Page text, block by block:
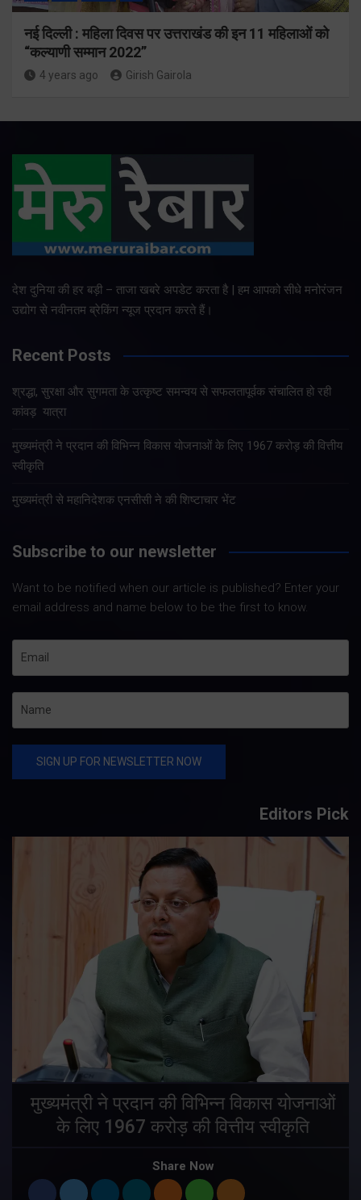
नई दिल्ली : महिला दिवस पर उत्तराखंड की इन 11 महिलाओं को
“कल्याणी सम्मान 2022”
4 years ago Girish Gairola
देश दुनिया की हर बड़ी – ताजा खबरे अपडेट करता है | हम आपको सीधे मनोरंजन
उद्योग से नवीनतम ब्रेकिंग न्यूज प्रदान करते हैं।
Recent Posts
श्रद्धा, सुरक्षा और सुगमता के उत्कृष्ट समन्वय से सफलतापूर्वक संचालित हो रही
कांवड़ यात्रा
मुख्यमंत्री ने प्रदान की विभिन्न विकास योजनाओं के लिए 1967 करोड़ की वित्तीय
स्वीकृति
मुख्यमंत्री से महानिदेशक एनसीसी ने की शिष्टाचार भेंट
Subscribe to our newsletter
Want to be notified when our article is published? Enter your
email address and name below to be the first to know.
Editors Pick
मुख्यमंत्री ने प्रदान की विभिन्न विकास योजनाओं
के लिए 1967 करोड़ की वित्तीय स्वीकृति
Share Now